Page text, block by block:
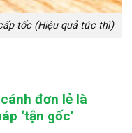
tốc (Hiệu quả tức thì)
đơn lẻ là
‘tận gốc’